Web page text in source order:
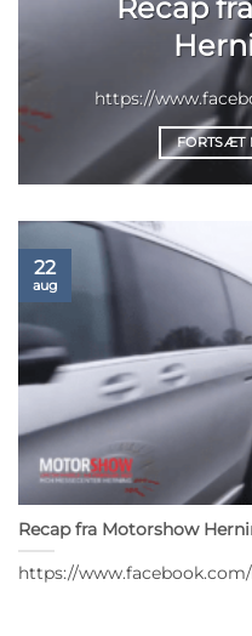
https://
FORTSÆT
Recap fra Motorshow
https://
22
aug